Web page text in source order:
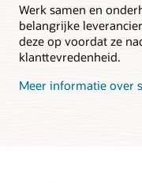
Werk samen en
belangrijke
deze op voordat ze
klanttevredenheid.
Meer informatie over